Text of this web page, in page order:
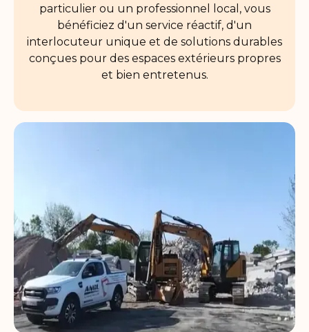
particulier ou un professionnel local, vous
bénéficiez d'un service réactif, d'un
interlocuteur unique et de solutions durables
conçues pour des espaces extérieurs propres
et bien entretenus.